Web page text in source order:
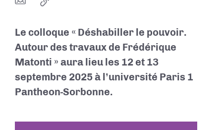
Le colloque « Déshabiller le pouvoir.
Autour des travaux de Frédérique
Matonti » aura lieu les 12 et 13
septembre 2025 à l’université Paris 1
Pantheon-Sorbonne.